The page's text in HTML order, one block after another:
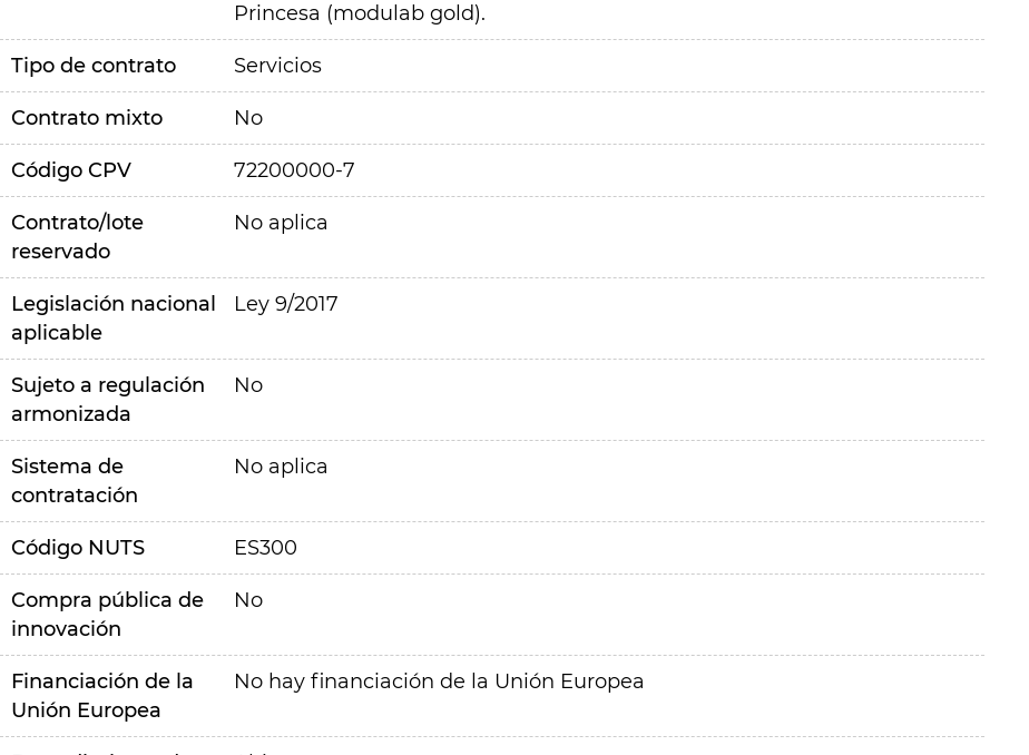
Princesa (modulab gold).
Tipo de contrato Servicios
Contrato mixto No
Código CPV 72200000-7
Contrato/lote
reservado
No aplica
Legislación nacional
aplicable
Ley 9/2017
Sujeto a regulación
armonizada
No
Sistema de
contratación
No aplica
Código NUTS ES300
Compra pública de
innovación
No
Financiación de la
Unión Europea
No hay financiación de la Unión Europea